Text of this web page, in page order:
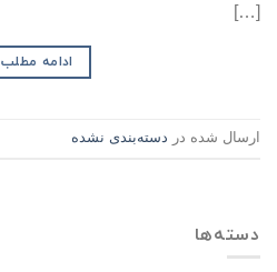
[…]
ادامه مطلب
ارسال شده در دسته‌بندی نشده
دسته‌ها